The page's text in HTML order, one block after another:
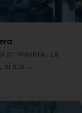
primavera. La
si sta ...